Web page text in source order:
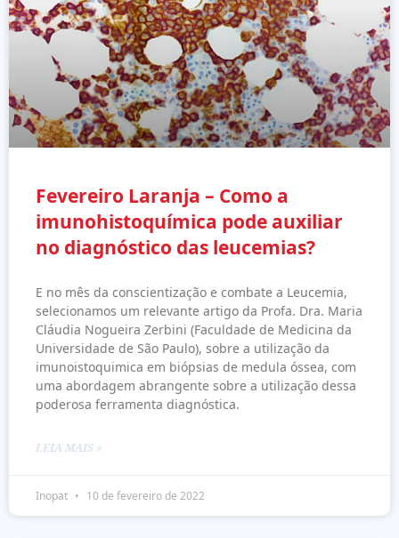
Fevereiro Laranja – Como a
imunohistoquímica pode auxiliar
no diagnóstico das leucemias?
E no mês da conscientização e combate a Leucemia,
selecionamos um relevante artigo da Profa. Dra. Maria
Cláudia Nogueira Zerbini (Faculdade de Medicina da
Universidade de São Paulo), sobre a utilização da
imunoistoquimica em biópsias de medula óssea, com
uma abordagem abrangente sobre a utilização dessa
poderosa ferramenta diagnóstica.
LEIA MAIS »
Inopat 10 de fevereiro de 2022